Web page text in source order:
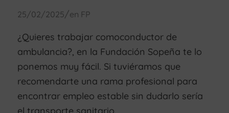
25/02/2025/en FP
¿Quieres trabajar comoconductor de
ambulancia?, en la Fundación Sopeña te lo
ponemos muy fácil. Si tuviéramos que
recomendarte una rama profesional para
encontrar empleo estable sin dudarlo sería